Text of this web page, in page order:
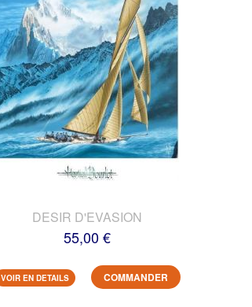
DESIR D'EVASION
55,00 €
VOIR EN DETAILS COMMANDER